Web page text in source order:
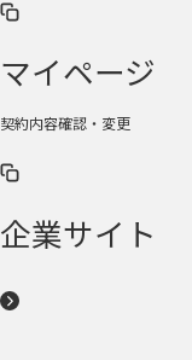
マイページ
契約内容確認・変更
企業サイト